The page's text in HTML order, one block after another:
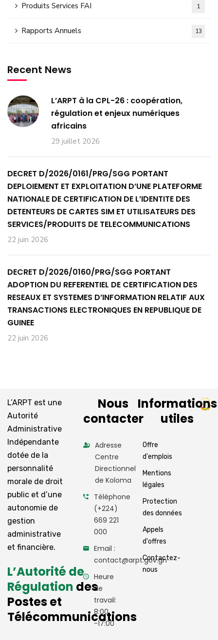
Produits Services FAI 1
Rapports Annuels 13
Recent News
L’ARPT à la CPL-26 : coopération,
régulation et enjeux numériques
africains
29 juillet 2026
DECRET D/2026/0161/PRG/SGG PORTANT
DEPLOIEMENT ET EXPLOITATION D’UNE PLATEFORME
NATIONALE DE CERTIFICATION DE L’IDENTITE DES
DETENTEURS DE CARTES SIM ET UTILISATEURS DES
SERVICES/PRODUITS DE TELECOMMUNICATIONS
22 juin 2026
DECRET D/2026/0160/PRG/SGG PORTANT
ADOPTION DU REFERENTIEL DE CERTIFICATION DES
RESEAUX ET SYSTEMES D’INFORMATION RELATIF AUX
TRANSACTIONS ELECTRONIQUES EN REPUBLIQUE DE
GUINEE
22 juin 2026
L’ARPT est une
Autorité
Administrative
Indépendante
dotée de la
personnalité
morale de droit
public et d’une
autonomie de
gestion
administrative
et financière.
L’Autorité de
Régulation des
Postes et
Télécommunications
Nous
contacter
Adresse
Centre
Directionnel
de Koloma
Téléphone
(+224)
669 221
000
Email :
contact@arpt.gov.gn
Heure
de
travail:
8:00
-17:00
Informations
utiles
Offre
d'emplois
Mentions
légales
Protection
des données
Appels
d'offres
Contactez-
nous